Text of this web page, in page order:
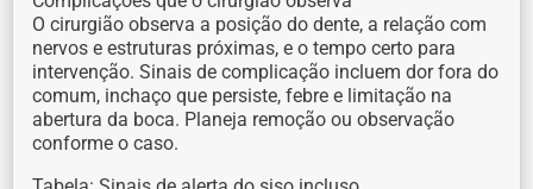
O cirurgião observa a posição do dente, a relação com
nervos e estruturas próximas, e o tempo certo para
intervenção. Sinais de complicação incluem dor fora do
comum, inchaço que persiste, febre e limitação na
abertura da boca. Planeja remoção ou observação
conforme o caso.